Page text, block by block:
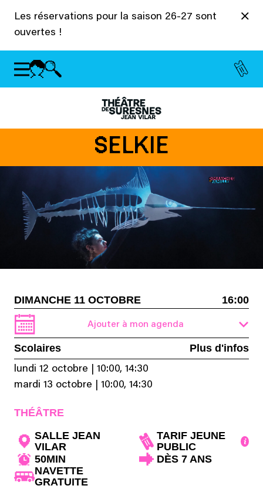
Les réservations pour la saison 26-27 sont
ouvertes !
SELKIE
DIMANCHE 11 OCTOBRE 16:00
Ajouter à mon agenda
Scolaires Plus d'infos
lundi 12 octobre
10:00, 14:30
mardi 13 octobre
10:00, 14:30
THÉÂTRE
SALLE JEAN
VILAR
TARIF JEUNE
PUBLIC
50MIN
DÈS 7 ANS
NAVETTE
GRATUITE